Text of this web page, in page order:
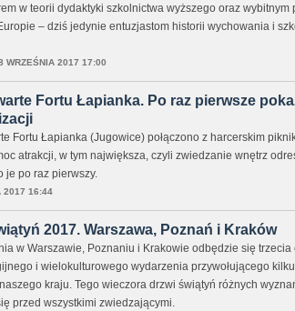
w teorii dydaktyki szkolnictwa wyższego oraz wybitnym
– dziś jedynie entuzjastom historii wychowania i
WRZEŚNIA 2017 17:00
Fortu Łapianka. Po raz pierwsze
Fortu Łapianka (Jugowice) połączono z harcerskim
atrakcji, w tym największa, czyli zwiedzanie wnętrz
je po raz pierwszy.
2017 16:44
2017. Warszawa, Poznań i Kraków
w Warszawie, Poznaniu i Krakowie odbędzie się trzecia
i wielokulturowego wydarzenia przywołującego
kraju. Tego wieczora drzwi świątyń różnych
przed wszystkimi zwiedzającymi.